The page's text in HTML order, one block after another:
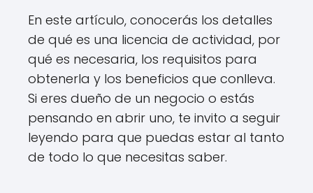
En este artículo, conocerás los detalles
de qué es una licencia de actividad, por
qué es necesaria, los requisitos para
obtenerla y los beneficios que conlleva.
Si eres dueño de un negocio o estás
pensando en abrir uno, te invito a seguir
leyendo para que puedas estar al tanto
de todo lo que necesitas saber.